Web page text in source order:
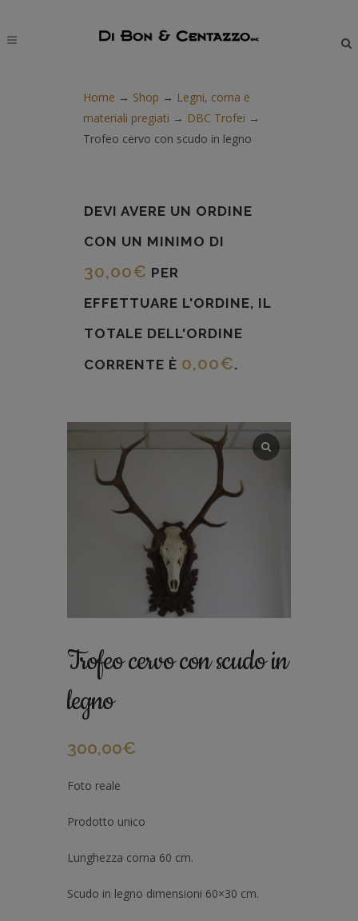
Home → Shop → Legni, corna e
materiali pregiati → DBC Trofei →
Trofeo cervo con scudo in legno
DEVI AVERE UN ORDINE
CON UN MINIMO DI
30,00€ PER
EFFETTUARE L'ORDINE, IL
TOTALE DELL'ORDINE
CORRENTE È 0,00€.
Trofeo cervo con scudo in
legno
300,00€
Foto reale
Prodotto unico
Lunghezza corna 60 cm.
Scudo in legno dimensioni 60×30 cm.